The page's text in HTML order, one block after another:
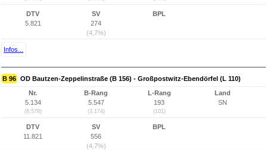
DTV
5.821
SV
274
(4,7%)
BPL
Infos...
B 96 OD Bautzen-Zeppelinstraße (B 156) - Großpostwitz-Ebendörfel (L 110)
Nr.
5.134
(8.578)
B-Rang
5.547
(3.174)
L-Rang
193
(101)
Land
SN
DTV
11.821
SV
556
(4,7%)
BPL